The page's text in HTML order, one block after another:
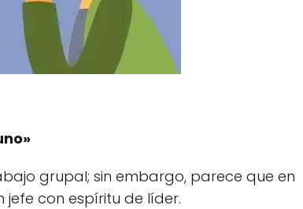
grupal; sin embargo, parece que en
jefe con espíritu de líder.